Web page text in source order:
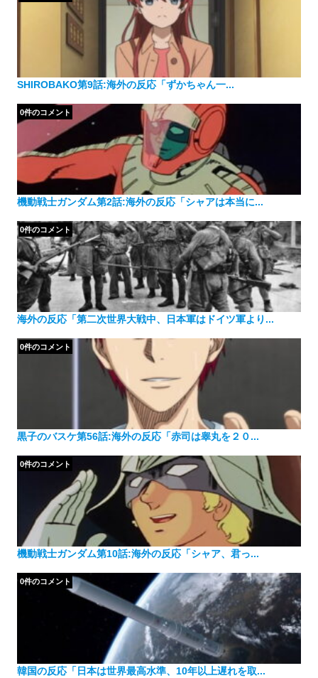
SHIROBAKO第9話:海外の反応「ずかちゃん一...
機動戦士ガンダム第2話:海外の反応「シャアは本当に...
0件のコメント
海外の反応「第二次世界大戦中、日本軍はドイツ軍より...
0件のコメント
黒子のバスケ第56話:海外の反応「赤司は睾丸を２０...
0件のコメント
機動戦士ガンダム第10話:海外の反応「シャア、君っ...
0件のコメント
韓国の反応「日本は世界最高水準、10年以上遅れを取...
0件のコメント